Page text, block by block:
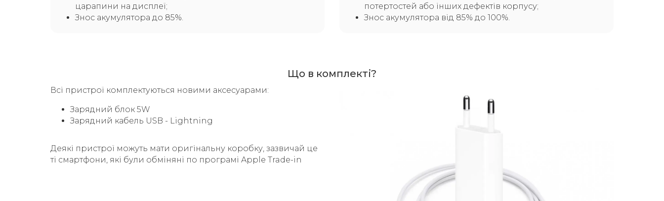
царапини на дисплеї;
Знос акумулятора до 85%.
потертостей або інших дефектів корпусу;
Знос акумулятора від 85% до 100%.
Що в комплекті?
Всі пристрої комплектуються новими аксесуарами:
Зарядний блок 5W
Зарядний кабель USB - Lightning
Деякі пристрої можуть мати оригінальну коробку, зазвичай це
ті смартфони, які були обміняні по програмі Apple Trade-in